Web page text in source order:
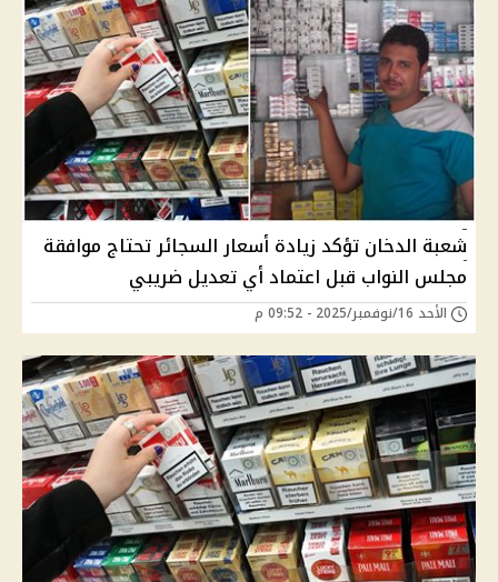
شعبة الدخان تؤكد زيادة أسعار السجائر تحتاج موافقة
مجلس النواب قبل اعتماد أي تعديل ضريبي
الأحد 16/نوفمبر/2025 - 09:52 م